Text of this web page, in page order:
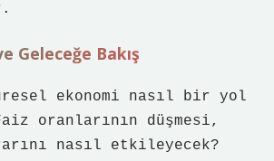
Geleceğe Bakış
ekonomi nasıl bir yol
oranlarının düşmesi,
nasıl etkileyecek?